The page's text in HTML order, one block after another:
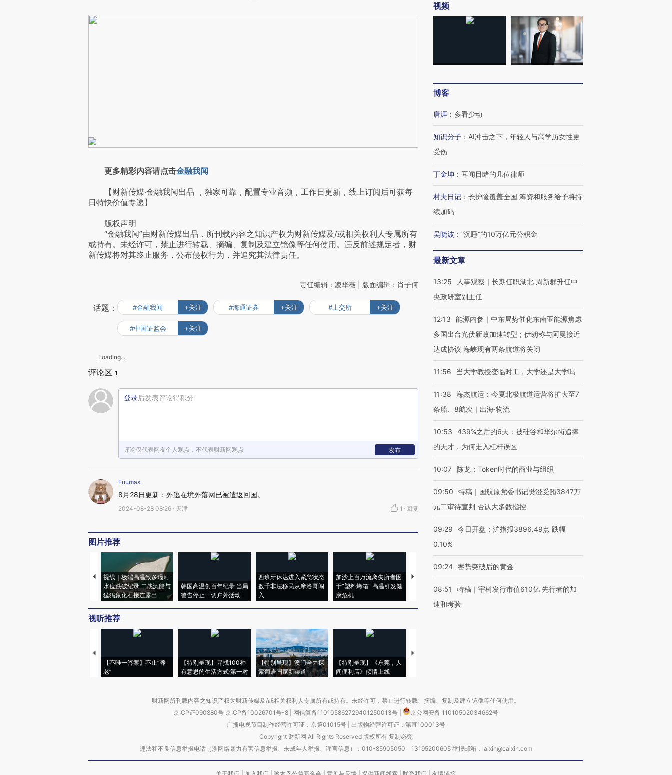
更多精彩内容请点击金融我闻
【财新传媒·金融我闻出品 ，独家可靠，配置专业音频，工作日更新，线上订阅后可获每
日特快价值专递】
版权声明
“金融我闻”由财新传媒出品，所刊载内容之知识产权为财新传媒及/或相关权利人专属所有
或持有。未经许可，禁止进行转载、摘编、复制及建立镜像等任何使用。违反前述规定者，财
新传媒将对其终止服务，公布侵权行为，并追究其法律责任。
责任编辑：凌华薇 | 版面编辑：肖子何
话题： #金融我闻 +关注 #海通证券 +关注 #上交所 +关注
#中国证监会 +关注
Loading...
评论区 1
登录后发表评论得积分
评论仅代表网友个人观点，不代表财新网观点 发布
Fuumas
8月28日更新：外逃在境外落网已被遣返回国。
2024-08-28 08:26 · 天津 1 · 回复
图片推荐
视线｜极端高温致多瑙河
水位跌破纪录 二战沉船与
猛犸象化石接连露出
韩国高温创百年纪录 当局
警告停止一切户外活动
西班牙休达进入紧急状态
数千非法移民从摩洛哥闯
入
加沙上百万流离失所者困
于“塑料烤箱” 高温引发健
康危机
视线｜HYROX的吸金
术：是什么让中产们甘
马航飞行员跨国走私7万
粒摇头丸 尿检体内含3种
毒品
视线｜被称为“蟑螂”的印
度Z世代 用街头抗争将教
育部长拱下台
视听推荐
【不唯一答案】不止“养
老”
【特别呈现】寻找100种
有意思的生活方式·第一对
【特别呈现】澳门全力探
索葡语国家新渠道
【特别呈现】《东莞，人
间便利店》倾情上线
【推广】走进第四届链博
视频
博客
唐涯 ： 多看少动
知识分子 ： AI冲击之下，年轻人与高学历女性更
受伤
丁金坤 ： 耳闻目睹的几位律师
村夫日记 ： 长护险覆盖全国 筹资和服务给予将持
续加码
吴晓波 ： “沉睡”的10万亿元公积金
最新文章
13:25
人事观察｜长期任职湖北 周新群升任中
央政研室副主任
12:13
能源内参｜中东局势催化东南亚能源焦虑
多国出台光伏新政加速转型；伊朗称与阿曼接近
达成协议 海峡现有两条航道将关闭
11:56 当大学教授变临时工，大学还是大学吗
11:38
海杰航运：今夏北极航道运营将扩大至7
条船、8航次｜出海·物流
10:53
439%之后的6天：被硅谷和华尔街追捧
的天才，为何走入杠杆误区
10:07 陈龙：Token时代的商业与组织
09:50
特稿｜国航原党委书记樊澄受贿3847万
元二审待宣判 否认大多数指控
09:29
今日开盘：沪指报3896.49点 跌幅
0.10%
09:24 蓄势突破后的黄金
08:51
特稿｜宇树发行市值610亿 先行者的加
速和考验
财新网所刊载内容之知识产权为财新传媒及/或相关权利人专属所有或持有。未经许可，禁止进行转载、摘编、复制及建立镜像等任何使用。
京ICP证090880号 京ICP备10026701号-8 网信算备110105862729401250013号
京公网安备 11010502034662号
广播电视节目制作经营许可证：京第01015号| 出版物经营许可证：第直100013号
Copyright 财新网 All Rights Reserved 版权所有 复制必究
违法和不良信息举报电话（涉网络暴力有害信息举报、未成年人举报、谣言信息）：010-85905050 13195200605 举报邮箱：laixin@caixin.com